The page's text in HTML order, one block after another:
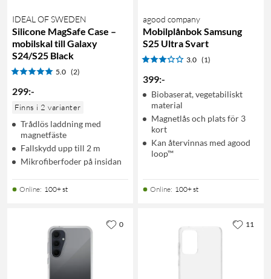
IDEAL OF SWEDEN
Silicone MagSafe Case –
mobilskal till Galaxy
S24/S25 Black
5.0 (2)
299:-
Finns i 2 varianter
Trådlös laddning med
magnetfäste
Fallskydd upp till 2 m
Mikrofiberfoder på insidan
Online: 100+ st
agood company
Mobilplånbok Samsung
S25 Ultra Svart
3.0 (1)
399:-
Biobaserat, vegetabiliskt
material
Magnetlås och plats för 3
kort
Kan återvinnas med agood
loop™
Online: 100+ st
0 11